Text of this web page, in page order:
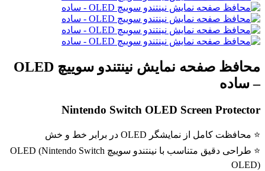
محافظ صفحه نمایش نینتندو سوییچ OLED
– ساده
Nintendo Switch OLED Screen Protector
⭐ محافظت کامل از نمایشگر OLED در برابر خط و خش
⭐ طراحی دقیق متناسب با نینتندو سوییچ OLED (Nintendo Switch
OLED)